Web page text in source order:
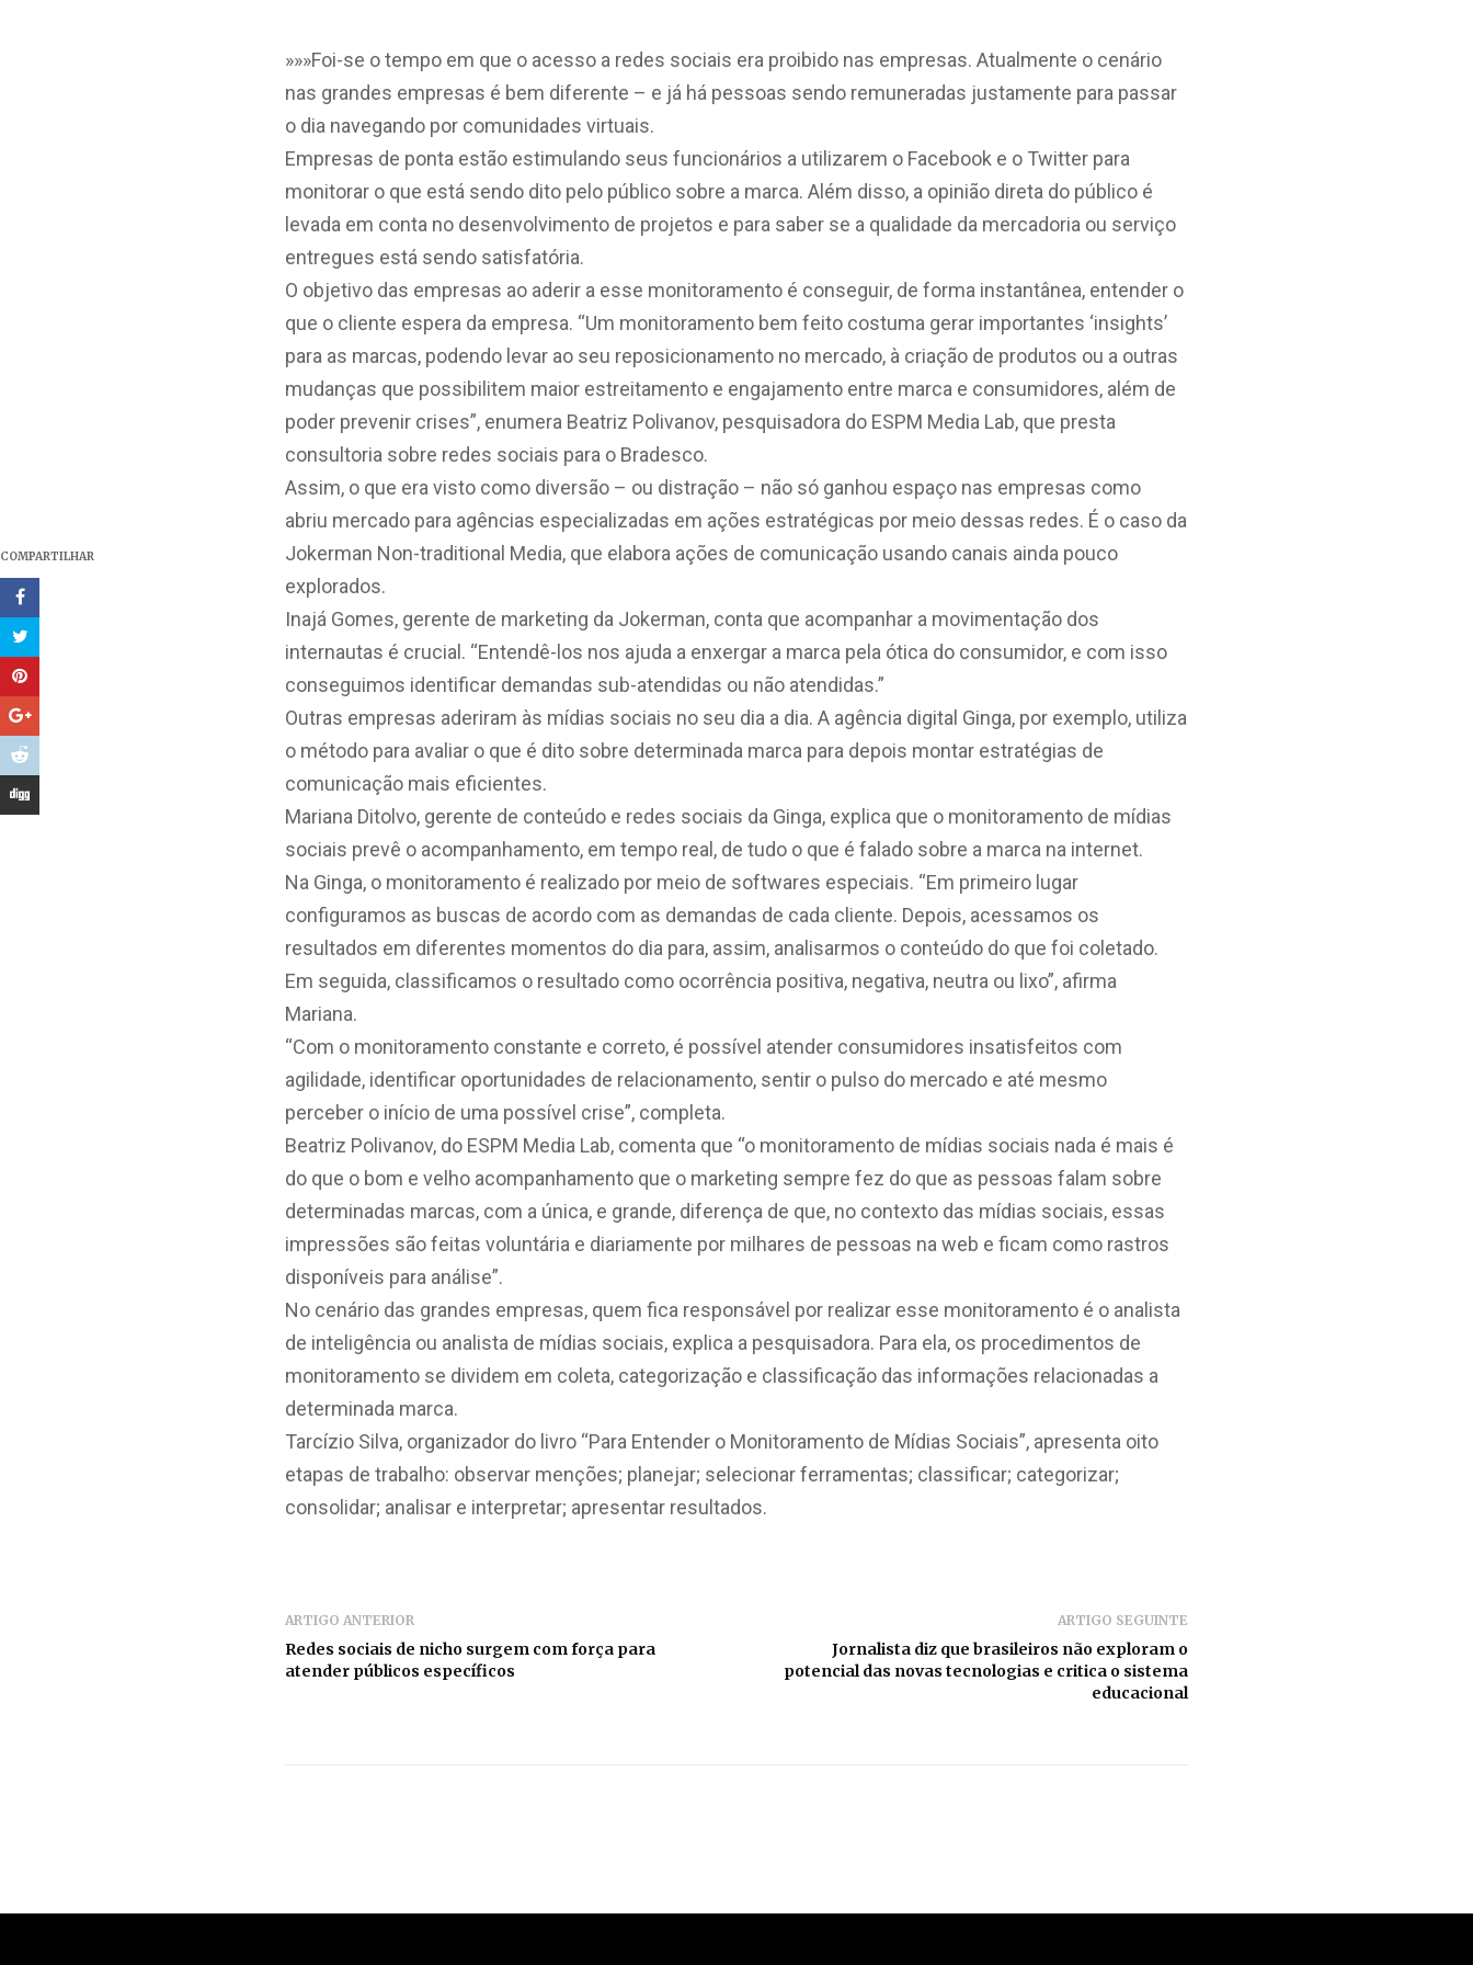
COMPARTILHAR
»»»Foi-se o tempo em que o acesso a redes sociais era proibido nas empresas. Atualmente o cenário
nas grandes empresas é bem diferente – e já há pessoas sendo remuneradas justamente para passar
o dia navegando por comunidades virtuais.
Empresas de ponta estão estimulando seus funcionários a utilizarem o Facebook e o Twitter para
monitorar o que está sendo dito pelo público sobre a marca. Além disso, a opinião direta do público é
levada em conta no desenvolvimento de projetos e para saber se a qualidade da mercadoria ou serviço
entregues está sendo satisfatória.
O objetivo das empresas ao aderir a esse monitoramento é conseguir, de forma instantânea, entender o
que o cliente espera da empresa. “Um monitoramento bem feito costuma gerar importantes ‘insights’
para as marcas, podendo levar ao seu reposicionamento no mercado, à criação de produtos ou a outras
mudanças que possibilitem maior estreitamento e engajamento entre marca e consumidores, além de
poder prevenir crises”, enumera Beatriz Polivanov, pesquisadora do ESPM Media Lab, que presta
consultoria sobre redes sociais para o Bradesco.
Assim, o que era visto como diversão – ou distração – não só ganhou espaço nas empresas como
abriu mercado para agências especializadas em ações estratégicas por meio dessas redes. É o caso da
Jokerman Non-traditional Media, que elabora ações de comunicação usando canais ainda pouco
explorados.
Inajá Gomes, gerente de marketing da Jokerman, conta que acompanhar a movimentação dos
internautas é crucial. “Entendê-los nos ajuda a enxergar a marca pela ótica do consumidor, e com isso
conseguimos identificar demandas sub-atendidas ou não atendidas.”
Outras empresas aderiram às mídias sociais no seu dia a dia. A agência digital Ginga, por exemplo, utiliza
o método para avaliar o que é dito sobre determinada marca para depois montar estratégias de
comunicação mais eficientes.
Mariana Ditolvo, gerente de conteúdo e redes sociais da Ginga, explica que o monitoramento de mídias
sociais prevê o acompanhamento, em tempo real, de tudo o que é falado sobre a marca na internet.
Na Ginga, o monitoramento é realizado por meio de softwares especiais. “Em primeiro lugar
configuramos as buscas de acordo com as demandas de cada cliente. Depois, acessamos os
resultados em diferentes momentos do dia para, assim, analisarmos o conteúdo do que foi coletado.
Em seguida, classificamos o resultado como ocorrência positiva, negativa, neutra ou lixo”, afirma
Mariana.
“Com o monitoramento constante e correto, é possível atender consumidores insatisfeitos com
agilidade, identificar oportunidades de relacionamento, sentir o pulso do mercado e até mesmo
perceber o início de uma possível crise”, completa.
Beatriz Polivanov, do ESPM Media Lab, comenta que “o monitoramento de mídias sociais nada é mais é
do que o bom e velho acompanhamento que o marketing sempre fez do que as pessoas falam sobre
determinadas marcas, com a única, e grande, diferença de que, no contexto das mídias sociais, essas
impressões são feitas voluntária e diariamente por milhares de pessoas na web e ficam como rastros
disponíveis para análise”.
No cenário das grandes empresas, quem fica responsável por realizar esse monitoramento é o analista
de inteligência ou analista de mídias sociais, explica a pesquisadora. Para ela, os procedimentos de
monitoramento se dividem em coleta, categorização e classificação das informações relacionadas a
determinada marca.
Tarcízio Silva, organizador do livro “Para Entender o Monitoramento de Mídias Sociais”, apresenta oito
etapas de trabalho: observar menções; planejar; selecionar ferramentas; classificar; categorizar;
consolidar; analisar e interpretar; apresentar resultados.
ARTIGO ANTERIOR
Redes sociais de nicho surgem com força para
atender públicos específicos
ARTIGO SEGUINTE
Jornalista diz que brasileiros não exploram o
potencial das novas tecnologias e critica o sistema
educacional